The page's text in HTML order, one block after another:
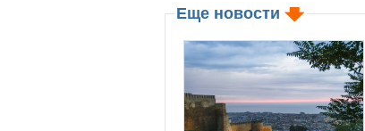
Еще новости